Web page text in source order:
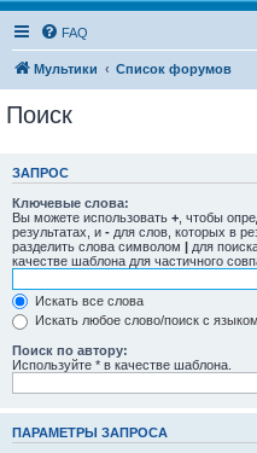
FAQ
Мультики Список форумов
Поиск
ЗАПРОС
Ключевые слова:
Вы можете использовать + , чтобы
результатах, и - для слов, которых в
разделить слова символом | для
качестве шаблона для частичного
Искать все слова
Искать любое слово/поиск с
Поиск по автору:
Используйте * в качестве шаблона.
ПАРАМЕТРЫ ЗАПРОСА